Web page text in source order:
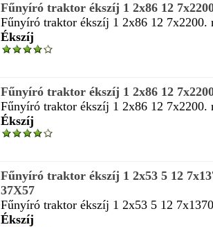
Fűnyíró traktor ékszíj 1 2x86 12
Fűnyíró traktor ékszíj 1 2x86 12 7x2200.
Ékszíj
Fűnyíró traktor ékszíj 1 2x86 12
Fűnyíró traktor ékszíj 1 2x86 12 7x2200.
Ékszíj
Fűnyíró traktor ékszíj 1 2x53 5 12
37X57
Fűnyíró traktor ékszíj 1 2x53 5 12
Ékszíj